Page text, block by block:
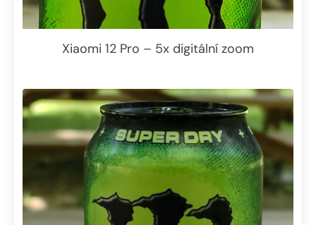
Xiaomi 12 Pro – 5x digitální zoom